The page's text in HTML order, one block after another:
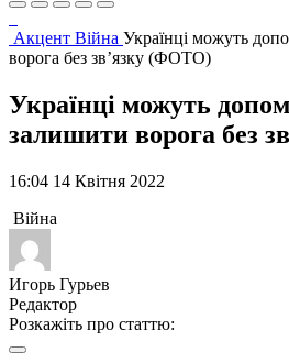
Акцент Війна Українці можуть
ворога без зв’язку (ФОТО)
Українці можуть
залишити ворога без
16:04 14 Квітня 2022
Війна
Игорь Гурьев
Редактор
Розкажіть про статтю: